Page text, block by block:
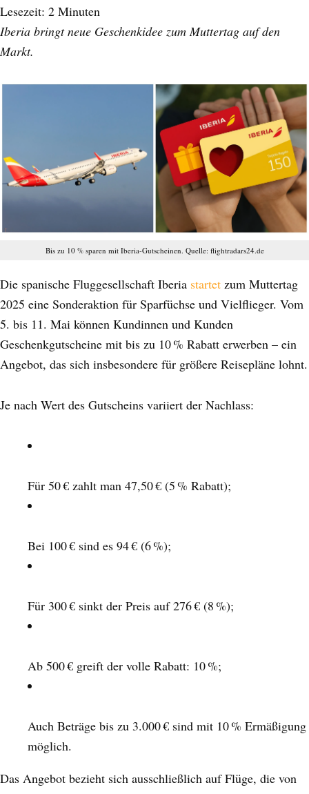
Lesezeit: 2 Minuten
Iberia bringt neue Geschenkidee zum Muttertag auf den
Markt.
Bis zu 10 % sparen mit Iberia-Gutscheinen. Quelle: flightradars24.de
Die spanische Fluggesellschaft Iberia startet zum Muttertag
2025 eine Sonderaktion für Sparfüchse und Vielflieger. Vom
5. bis 11. Mai können Kundinnen und Kunden
Geschenkgutscheine mit bis zu 10 % Rabatt erwerben – ein
Angebot, das sich insbesondere für größere Reisepläne lohnt.
Je nach Wert des Gutscheins variiert der Nachlass:
Für 50 € zahlt man 47,50 € (5 % Rabatt);
Bei 100 € sind es 94 € (6 %);
Für 300 € sinkt der Preis auf 276 € (8 %);
Ab 500 € greift der volle Rabatt: 10 %;
Auch Beträge bis zu 3.000 € sind mit 10 % Ermäßigung
möglich.
Das Angebot bezieht sich ausschließlich auf Flüge, die von